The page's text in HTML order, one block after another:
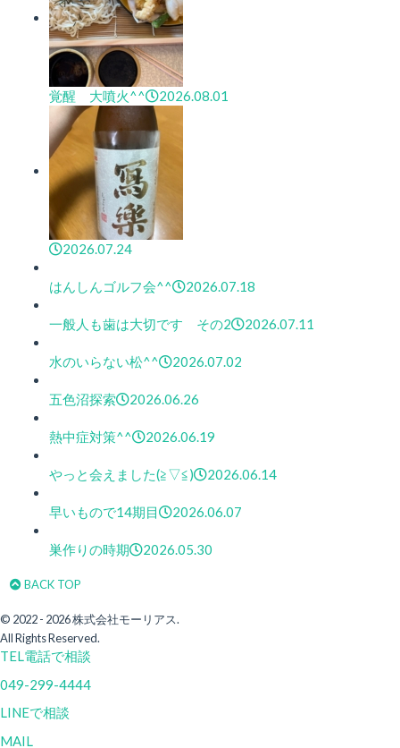
覚醒 大噴火^^ 2026.08.01
2026.07.24
はんしんゴルフ会^^ 2026.07.18
一般人も歯は大切です その2 2026.07.11
水のいらない松^^ 2026.07.02
五色沼探索 2026.06.26
熱中症対策^^ 2026.06.19
やっと会えました(≧▽≦) 2026.06.14
早いもので14期目 2026.06.07
巣作りの時期 2026.05.30
BACK TOP
© 2022 - 2026 株式会社モーリアス.
All Rights Reserved.
TEL電話で相談
049-299-4444
LINEで相談
MAIL